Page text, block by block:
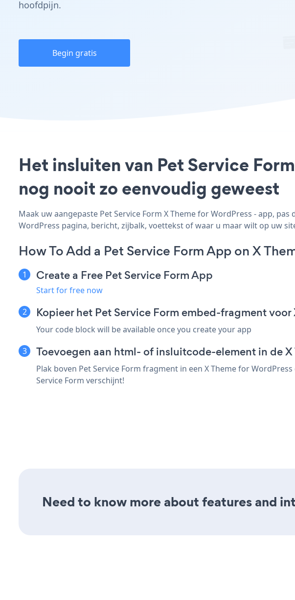
hoofdpijn.
Begin gratis
Het insluiten van Pet Service
nog nooit zo eenvoudig geweest
Maak uw aangepaste Pet Service Form X Theme for WordPress - app,
WordPress pagina, bericht, zijbalk, voettekst of waar u maar wilt op uw
How To Add a Pet Service Form App on X
Create a Free Pet Service Form App
Start for free now
Kopieer het Pet Service Form embed-fragment voor
Your code block will be available once you create your app
Toevoegen aan html- of insluitcode-element in de
Plak boven Pet Service Form fragment in een X Theme for
Service Form verschijnt!
Need to know more about features and